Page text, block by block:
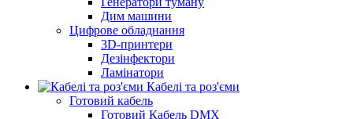
Дим машини
Цифрове обладнання
3D-принтери
Дезінфектори
Ламінатори
Кабелі та роз'єми
Готовий кабель
Готовий Кабель DMX